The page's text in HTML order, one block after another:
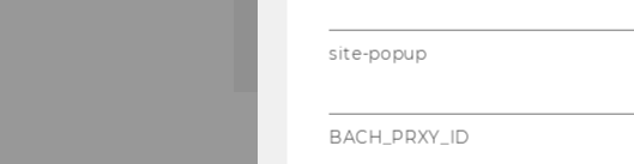
Der Inhalt dieser Seite ist aktuell
site-popup
BACH_PRXY_ID